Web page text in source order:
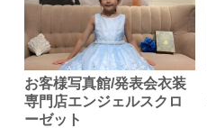
お客様写真館/発表会衣装
専門店エンジェルスクロ
ーゼット